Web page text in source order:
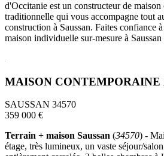
d'Occitanie est un constructeur de
traditionnelle qui vous accompagne tout
construction à Saussan. Faites confiance
maison individuelle sur-mesure à
MAISON CONTEMPORAINE
SAUSSAN 34570
359 000 €
Terrain + maison Saussan (34570) -
étage, très lumineux, un vaste séjour/